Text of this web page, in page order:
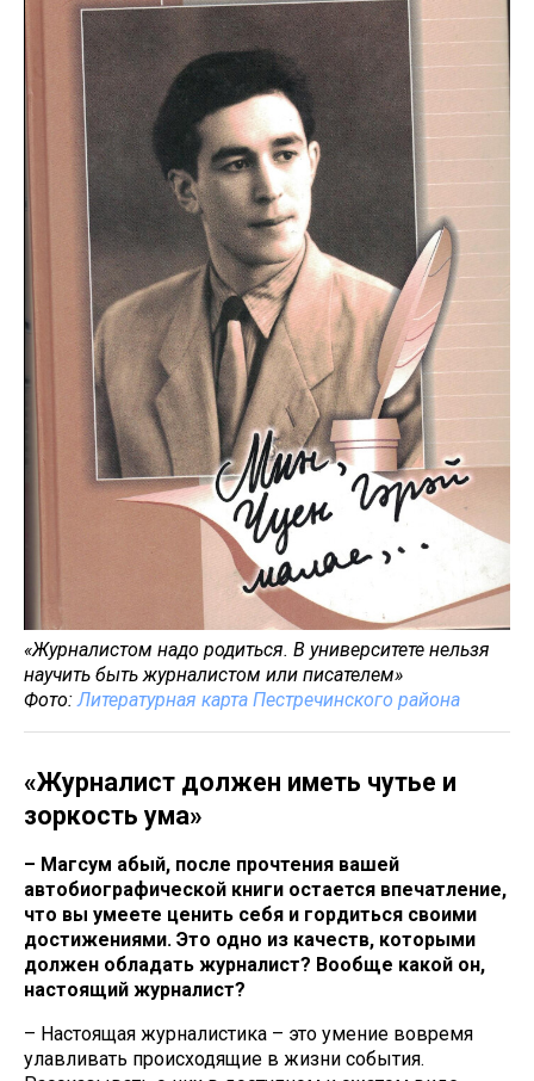
«Журналистом надо родиться. В университете нельзя
научить быть журналистом или писателем»
Фото: Литературная карта Пестречинского района
«Журналист должен иметь чутье и
зоркость ума»
– Магсум абый, после прочтения вашей
автобиографической книги остается впечатление,
что вы умеете ценить себя и гордиться своими
достижениями. Это одно из качеств, которыми
должен обладать журналист? Вообще какой он,
настоящий журналист?
– Настоящая журналистика – это умение вовремя
улавливать происходящие в жизни события.